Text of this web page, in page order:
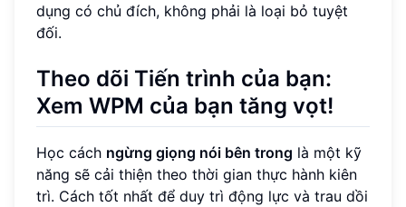
dụng có chủ đích, không phải là loại bỏ tuyệt
đối.
Theo dõi Tiến trình của bạn:
Xem WPM của bạn tăng vọt!
Học cách ngừng giọng nói bên trong là một kỹ
năng sẽ cải thiện theo thời gian thực hành kiên
trì. Cách tốt nhất để duy trì động lực và trau dồi